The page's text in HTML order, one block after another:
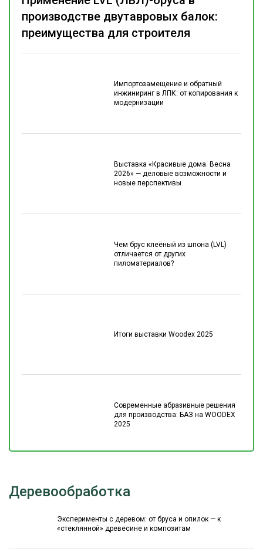
Импортозамещение и обратный
инжиниринг в ЛПК: от копирования к
модернизации
Выставка «Красивые дома. Весна
2026» — деловые возможности и
новые перспективы
Чем брус клеёный из шпона (LVL)
отличается от других
пиломатериалов?
Итоги выставки Woodex 2025
Современные абразивные решения
для производства: БАЗ на WOODEX
2025
производстве двутавровых балок:
преимущества для строителя
Деревообработка
Эксперименты с деревом: от бруса и опилок — к
«стеклянной» древесине и композитам